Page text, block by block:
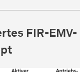
FIR-EMV-